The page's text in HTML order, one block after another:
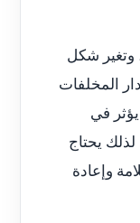
وتغير شكل
المخلفات
يؤثر في
لذلك يحتاج
وإعادة